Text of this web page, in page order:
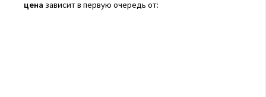
цена зависит в первую очередь от: